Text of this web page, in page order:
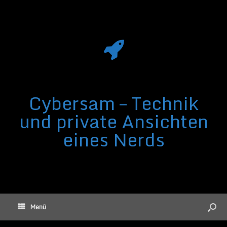
Cybersam – Technik
und private Ansichten
eines Nerds
Menü